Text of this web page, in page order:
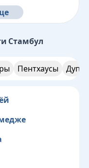
Стамбул
Пентхаусы